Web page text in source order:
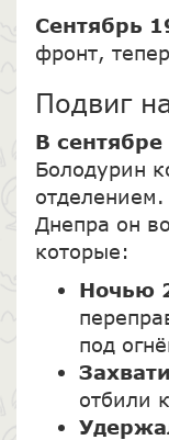
Сентябрь
фронт,
Подвиг
В
Болодурин
Днепра он
которые:
Ночью
под
отбили